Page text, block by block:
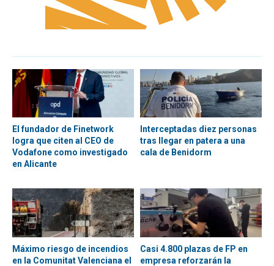
El fundador de Finetwork
logra que citen al CEO de
Vodafone como investigado
en Alicante
Interceptadas diez personas
tras llegar en patera a una
cala de Benidorm
Máximo riesgo de incendios
en la Comunitat Valenciana el
Casi 4.800 plazas de FP en
empresa reforzarán la